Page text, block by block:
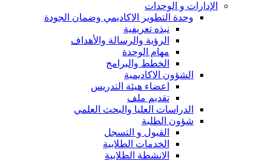
الإدارات و الوحدات
وحدة التطوير الاكاديمي وضمان الجودة
نبذه تعريفية
الرؤية والرسالة والأهداف
مهام الوحدة
الخطط والبرامج
الشؤون الاكاديمية
اعضاء هيئة التدريس
تقديم ملف
الدراسات العليا والبحث العلمي
شؤون الطلبة
القبول و التسجل
الخدمات الطلابية
الانشطة الطلابية